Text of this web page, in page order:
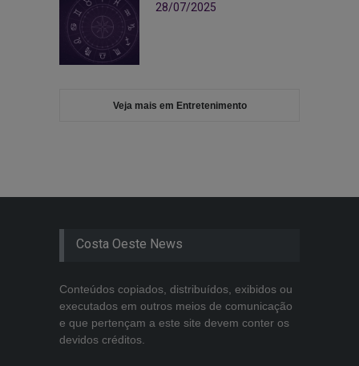
28/07/2025
Veja mais em Entretenimento
Costa Oeste News
Conteúdos copiados, distribuídos, exibidos ou
executados em outros meios de comunicação
e que pertençam a este site devem conter os
devidos créditos.